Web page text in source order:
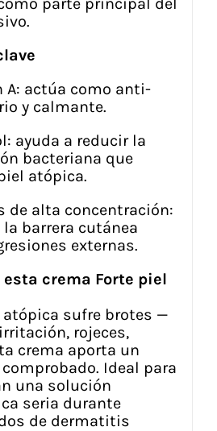
A: actúa como anti-
y calmante.
ayuda a reducir la
bacteriana que
atópica.
de alta concentración:
barrera cutánea
externas.
crema Forte piel
atópica sufre brotes —
rojeces,
crema aporta un
Ideal para
una solución
seria durante
de dermatitis